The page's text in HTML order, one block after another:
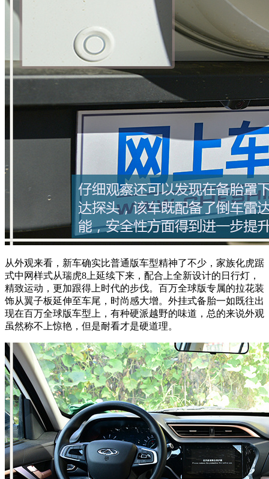
从外观来看，新车确实比普通版车型精神了不少，家族化虎踞
式中网样式从瑞虎8上延续下来，配合上全新设计的日行灯，
精致运动，更加跟得上时代的步伐。百万全球版专属的拉花装
饰从翼子板延伸至车尾，时尚感大增。外挂式备胎一如既往出
现在百万全球版车型上，有种硬派越野的味道，总的来说外观
虽然称不上惊艳，但是耐看才是硬道理。